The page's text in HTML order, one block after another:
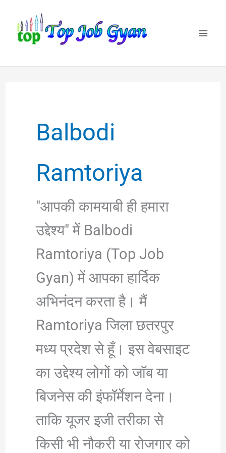
content
Balbodi
Ramtoriya
"आपकी कामयाबी ही हमारा
उद्देश्य" में Balbodi
Ramtoriya (Top Job
Gyan) में आपका हार्दिक
अभिनंदन करता है। मैं
Ramtoriya जिला छतरपुर
मध्य प्रदेश से हूँ। इस वेबसाइट
का उद्देश्य लोगों को जॉब या
बिजनेस की इंफॉर्मेशन देना।
ताकि यूजर इजी तरीका से
किसी भी नौकरी या रोजगार को